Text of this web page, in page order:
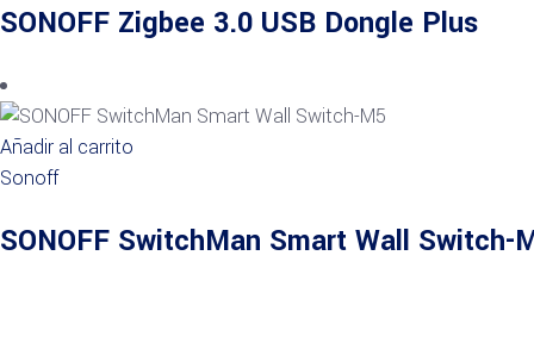
SONOFF Zigbee 3.0 USB Dongle Plus
Añadir al carrito
Sonoff
SONOFF SwitchMan Smart Wall Switch-